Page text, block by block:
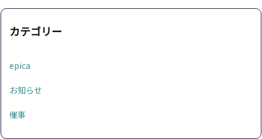
カテゴリー
epica
お知らせ
催事